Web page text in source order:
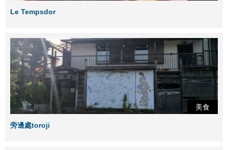
Le Tempsdor
美食
旁邊處toroji